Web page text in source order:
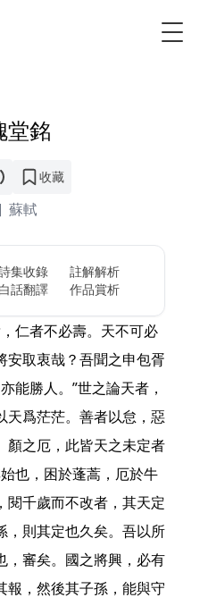
堂銘
收藏
蘇軾
集收錄
註解解析
白話翻譯 作品賞析
仁者不必壽。天不可必
安取衷哉？吾聞之申包胥
能勝人。”世之論天者，
天爲茫茫。善者以怠，惡
顏之厄，此皆天之未定者
也，困於蓬蒿，厄於牛
閱千歲而不改者，其天定
，則其定也久矣。吾以所
，審矣。國之將興，必有
報，然後其子孫，能與守